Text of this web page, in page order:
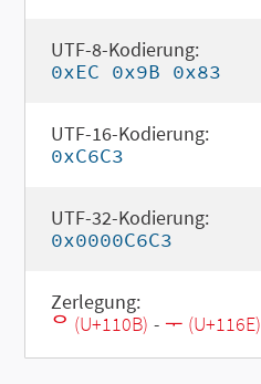
UTF-8-Kodierung:
0xEC 0x9B 0x83
UTF-16-Kodierung:
0xC6C3
UTF-32-Kodierung:
0x0000C6C3
Zerlegung:
ᄋ (U+110B) - ᅮ (U+116E)